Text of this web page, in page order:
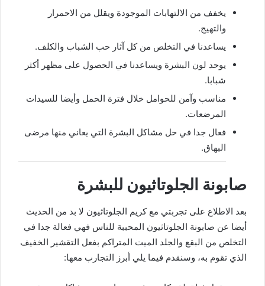
يخفف من الالتهابات الموجودة ويقلل من الاحمرار
والتهيج.
يساعدنا في التخلص من كل آثار حب الشباب والكلف.
يوحد لون البشرة ويساعدنا في الحصول على مظهر أكثر
شبابا.
مناسب وآمن للحوامل خلال فترة الحمل وأيضا للسيدات
المرضعات.
فعال جدا في حل مشاكل البشرة التي يعاني منها مرضى
البهاق.
صابونة الجلوتاثيون للبشرة
بعد الاطلاع على تجربتي مع كريم الجلوتاثيون لا بد من الحديث
أيضا عن صابونة الجلوتاثيون المحببة للناس فهي فعالة جدا في
التخلص من البقع والجلد الميت المتراكم بفعل التقشير الخفيف
الذي تقوم به، وسنقدم فيما يلي أبرز التجارب معها: